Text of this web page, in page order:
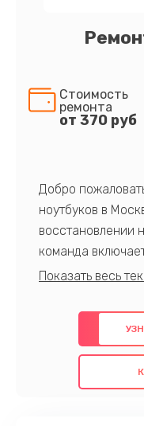
Стоимость
ремонта
от 370 руб
Добро
ноутбуков в
восстановлении
команда
профессионалов
предлагаем
использованием
также
проведенных